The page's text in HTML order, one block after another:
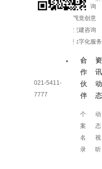
021-5411-
7777
增长咨询
视觉创意
党建咨询
数字化服务
合
作
伙
伴
个
案
名
录
资
讯
动
态
动
态
视
听